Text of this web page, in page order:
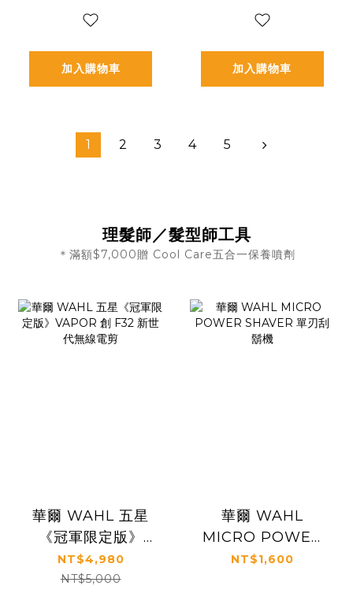
加入購物車 加入購物車
1 2 3 4 5
理髮師／髮型師工具
＊滿額$7,000贈 Cool Care五合一保養噴劑
華爾 WAHL 五星
《冠軍限定版》
VAPOR 創 F32 新
世代無線電剪
NT$4,980
NT$5,000
華爾 WAHL
MICRO POWER
SHAVER 單刃刮鬍
NT$1,600